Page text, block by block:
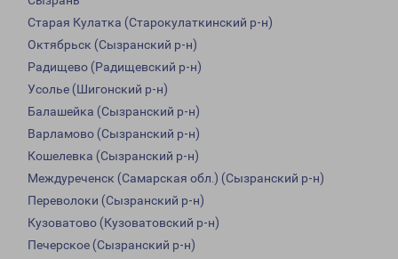
Старая Кулатка (Старокулаткинский р-н)
Октябрьск (Сызранский р-н)
Радищево (Радищевский р-н)
Усолье (Шигонский р-н)
Балашейка (Сызранский р-н)
Варламово (Сызранский р-н)
Кошелевка (Сызранский р-н)
Междуреченск (Самарская обл.) (Сызранский р-н)
Переволоки (Сызранский р-н)
Кузоватово (Кузоватовский р-н)
Печерское (Сызранский р-н)